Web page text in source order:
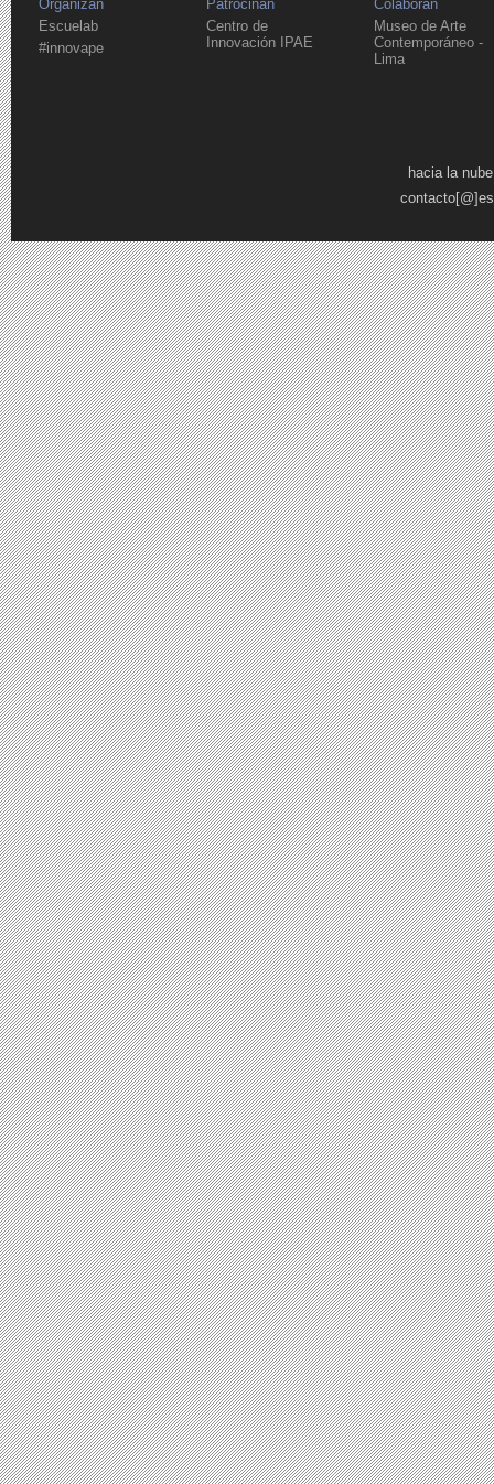
Organizan
Escuelab
#innovape
Patrocinan
Centro de
Innovación IPAE
Colaboran
Museo de Arte
Contemporáneo -
Lima
hacia la